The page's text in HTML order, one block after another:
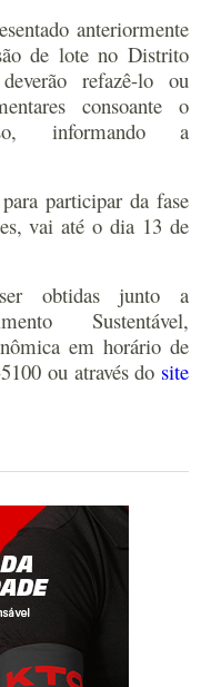
anteriormente
de lote no Distrito
refazê-lo ou
consoante o
informando a
participar da fase
vai até o dia 13 de
obtidas junto a
Sustentável,
em horário de
ou através do site